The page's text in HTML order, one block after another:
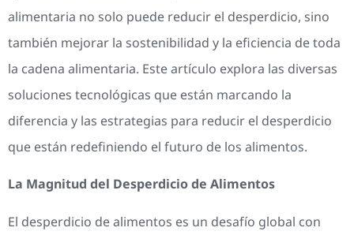
alimentaria no solo puede reducir el desperdicio, sino
también mejorar la sostenibilidad y la eficiencia de toda
la cadena alimentaria. Este artículo explora las diversas
soluciones tecnológicas que están marcando la
diferencia y las estrategias para reducir el desperdicio
que están redefiniendo el futuro de los alimentos.
La Magnitud del Desperdicio de Alimentos
El desperdicio de alimentos es un desafío global con